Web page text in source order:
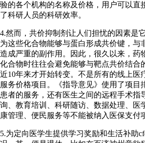
验的各个机构的名称及价格，用户可以直
了科研人员的科研效率。
4.然而，共价抑制剂让人们担忧的因素是
为这些化合物能够与蛋白形成共价键，与
造成严重的副作用。因此，很久以来，药
化合物时往往会避免能够与靶点共价结合
近10年来才开始转变。不是所有的线上医
服务价格项目。《指导意见》使用了项目
患者的服务，还有医生之间的远程手术指
询、教育培训、科研随访、数据处理、医
康管理、便民服务等不能被纳入医保支付
5.为定向医学生提供学习奖励和生活补助